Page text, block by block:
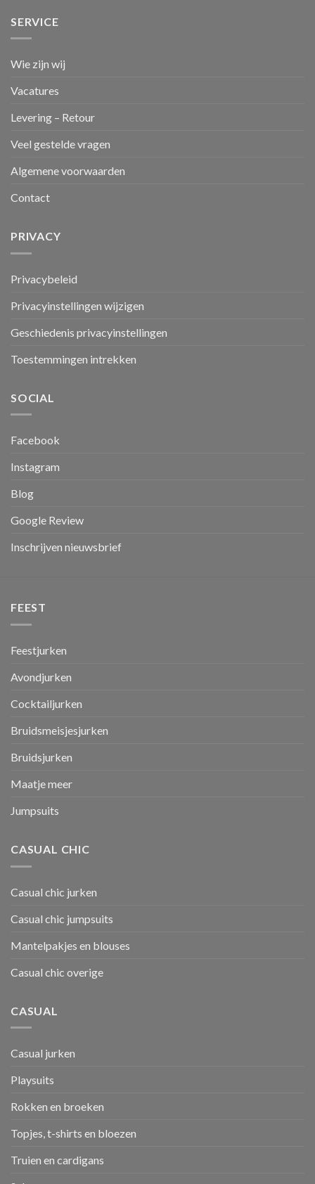
SERVICE
Wie zijn wij
Vacatures
Levering – Retour
Veel gestelde vragen
Algemene voorwaarden
Contact
PRIVACY
Privacybeleid
Privacyinstellingen wijzigen
Geschiedenis privacyinstellingen
Toestemmingen intrekken
SOCIAL
Facebook
Instagram
Blog
Google Review
Inschrijven nieuwsbrief
FEEST
Feestjurken
Avondjurken
Cocktailjurken
Bruidsmeisjesjurken
Bruidsjurken
Maatje meer
Jumpsuits
CASUAL CHIC
Casual chic jurken
Casual chic jumpsuits
Mantelpakjes en blouses
Casual chic overige
CASUAL
Casual jurken
Playsuits
Rokken en broeken
Topjes, t-shirts en bloezen
Truien en cardigans